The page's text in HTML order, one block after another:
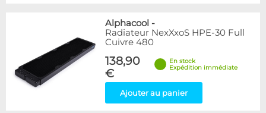
Alphacool -
Radiateur NexXxoS HPE-30 Full
Cuivre 480
138,90
€
En stock
Expédition immédiate
Ajouter au panier